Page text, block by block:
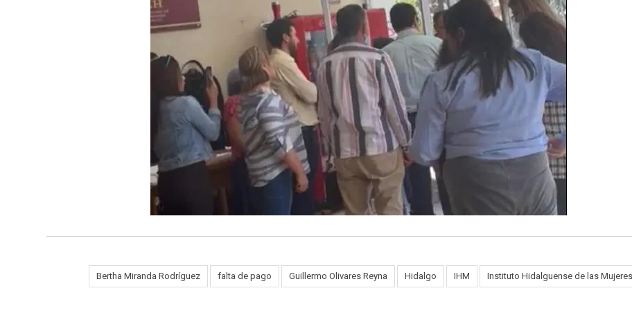
Bertha Miranda Rodríguez falta de pago Guillermo Olivares Reyna Hidalgo IHM Instituto Hidalguense de las Mujeres